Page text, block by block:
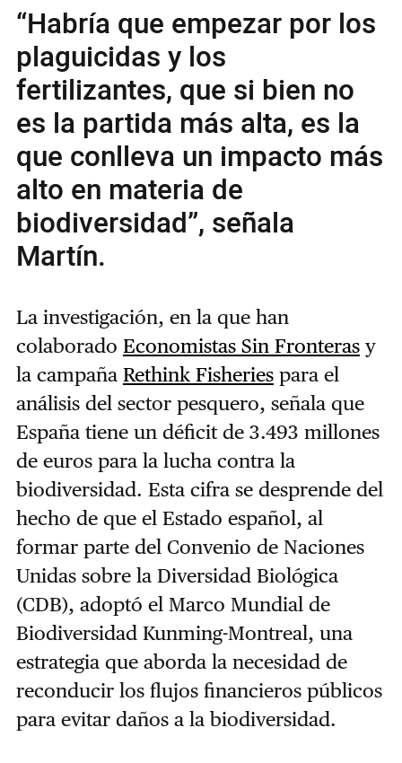
“Habría que empezar por los
plaguicidas y los
fertilizantes, que si bien no
es la partida más alta, es la
que conlleva un impacto más
alto en materia de
biodiversidad”, señala
Martín.
La investigación, en la que han
colaborado Economistas Sin Fronterasy
la campaña Rethink Fisheriespara el
análisis del sector pesquero, señala que
España tiene un déficit de 3.493 millones
de euros para la lucha contra la
biodiversidad. Esta cifra se desprende del
hecho de que el Estado español, al
formar parte del Convenio de Naciones
Unidas sobre la Diversidad Biológica
(CDB), adoptó el Marco Mundial de
Biodiversidad Kunming-Montreal, una
estrategia que aborda la necesidad de
reconducir los flujos financieros públicos
para evitar daños a la biodiversidad.